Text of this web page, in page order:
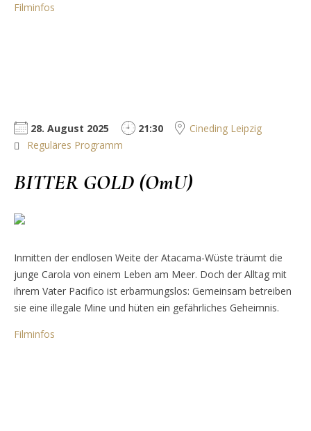
Filminfos
28. August 2025 21:30
Cineding Leipzig
Reguläres Programm
BITTER GOLD (OmU)
Inmitten der endlosen Weite der Atacama-Wüste träumt die
junge Carola von einem Leben am Meer. Doch der Alltag mit
ihrem Vater Pacifico ist erbarmungslos: Gemeinsam betreiben
sie eine illegale Mine und hüten ein gefährliches Geheimnis.
Filminfos